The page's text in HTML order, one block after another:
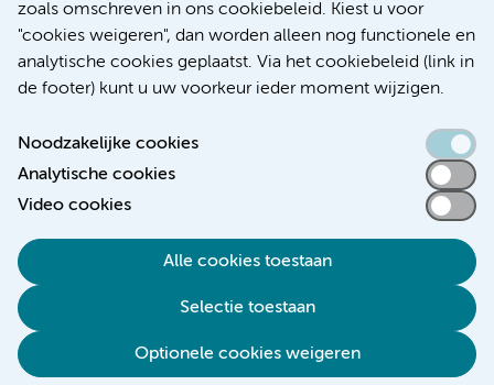
zoals omschreven in ons cookiebeleid. Kiest u voor
"cookies weigeren", dan worden alleen nog functionele en
analytische cookies geplaatst. Via het cookiebeleid (link in
de footer) kunt u uw voorkeur ieder moment wijzigen.
Noodzakelijke cookies
Analytische cookies
Video cookies
Alle cookies toestaan
Selectie toestaan
Optionele cookies weigeren
Meer
Toegankelijkheidsverklaring
Algemene privacyverklaring